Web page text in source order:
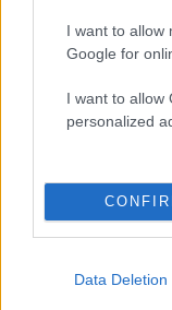
I want to allow
Google for
I want to allow
personalized
Data Deletion
οικογένειας
δημιουργικά